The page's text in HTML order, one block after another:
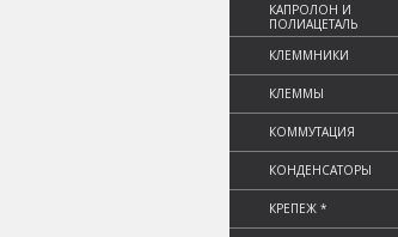
КАПРОЛОН И
ПОЛИАЦЕТАЛЬ
КЛЕММНИКИ
КЛЕММЫ
КОММУТАЦИЯ
КОНДЕНСАТОРЫ
КРЕПЕЖ *